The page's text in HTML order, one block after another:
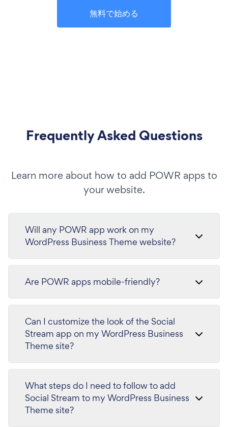
無料で始める
Frequently Asked Questions
Learn more about how to add POWR apps to
your website.
Will any POWR app work on my
WordPress Business Theme website?
Are POWR apps mobile-friendly?
Can I customize the look of the Social
Stream app on my WordPress Business
Theme site?
What steps do I need to follow to add
Social Stream to my WordPress Business
Theme site?